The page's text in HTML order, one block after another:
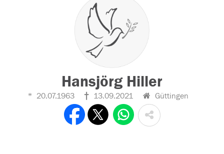
Hansjörg Hiller
20.07.1963 13.09.2021 Güttingen